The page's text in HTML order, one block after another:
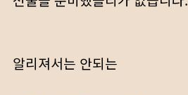
알리져서는 안되는